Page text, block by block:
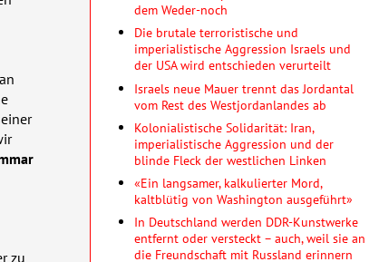
zu
dem Weder-noch
Die brutale terroristische und
imperialistische Aggression Israels und
der USA wird entschieden verurteilt
Israels neue Mauer trennt das Jordantal
vom Rest des Westjordanlandes ab
Kolonialistische Solidarität: Iran,
imperialistische Aggression und der
blinde Fleck der westlichen Linken
«Ein langsamer, kalkulierter Mord,
kaltblütig von Washington ausgeführt»
In Deutschland werden DDR-Kunstwerke
entfernt oder versteckt – auch, weil sie an
die Freundschaft mit Russland erinnern